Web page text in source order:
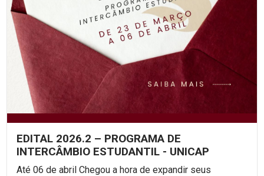
EDITAL 2026.2 – PROGRAMA DE
INTERCÂMBIO ESTUDANTIL - UNICAP
Até 06 de abril Chegou a hora de expandir seus